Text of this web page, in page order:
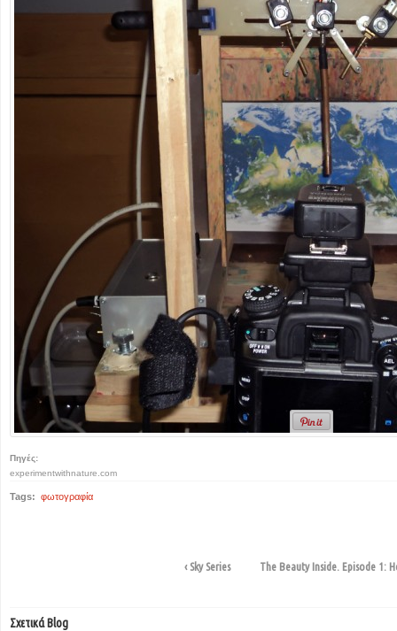
Πηγές:
experimentwithnature.com
Tags: φωτογραφία
‹ Sky Series The Beauty Inside. Episode 1:
Σχετικά Blog